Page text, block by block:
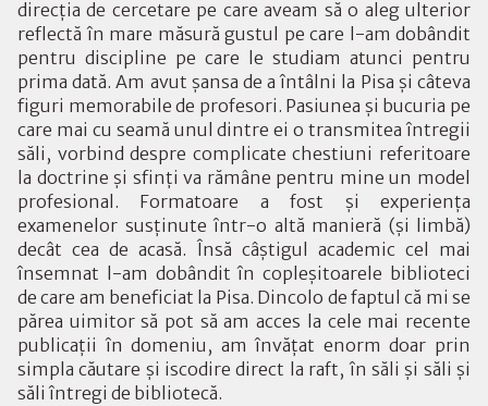
direcţia de cercetare pe care aveam să o aleg ulterior
reflectă în mare măsură gustul pe care l-am dobândit
pentru discipline pe care le studiam atunci pentru
prima dată. Am avut şansa de a întâlni la Pisa şi câteva
figuri memorabile de profesori. Pasiunea şi bucuria pe
care mai cu seamă unul dintre ei o transmitea întregii
săli, vorbind despre complicate chestiuni referitoare
la doctrine şi sfinţi va rămâne pentru mine un model
profesional. Formatoare a fost şi experienţa
examenelor susţinute într-o altă manieră (şi limbă)
decât cea de acasă. Însă câştigul academic cel mai
însemnat l-am dobândit în copleşitoarele biblioteci
de care am beneficiat la Pisa. Dincolo de faptul că mi se
părea uimitor să pot să am acces la cele mai recente
publicaţii în domeniu, am învăţat enorm doar prin
simpla căutare şi iscodire direct la raft, în săli şi săli şi
săli întregi de bibliotecă.